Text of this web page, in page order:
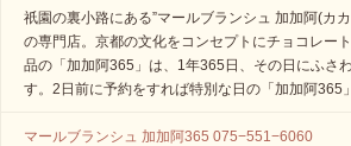
祇園の裏小路にある”マールブランシュ 加加阿(カ
の専門店。京都の文化をコンセプトにチョコレー
品の「加加阿365」は、1年365日、その日にふさ
す。2日前に予約をすれば特別な日の「加加阿365
マールブランシュ 加加阿365 075−551−6060